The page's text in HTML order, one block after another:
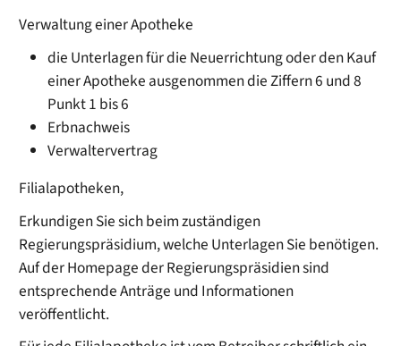
Verwaltung einer Apotheke
die Unterlagen für die Neuerrichtung oder den Kauf
einer Apotheke ausgenommen die Ziffern 6 und 8
Punkt 1 bis 6
Erbnachweis
Verwaltervertrag
Filialapotheken,
Erkundigen Sie sich beim zuständigen
Regierungspräsidium, welche Unterlagen Sie benötigen.
Auf der Homepage der Regierungspräsidien sind
entsprechende Anträge und Informationen
veröffentlicht.